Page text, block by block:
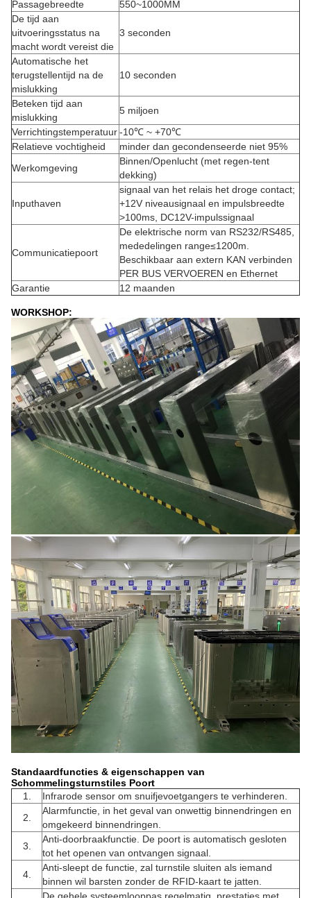
Passagebreedte
550~1000MM
De tijd aan
uitvoeringsstatus na
macht wordt vereist die
3 seconden
Automatische het
terugstellentijd na de
mislukking
10 seconden
Beteken tijd aan
mislukking
5 miljoen
Verrichtingstemperatuur-10℃ ~ +70℃
Relatieve vochtigheid
minder dan gecondenseerde niet 95%
Werkomgeving
Binnen/Openlucht (met regen-tent
dekking)
Inputhaven
signaal van het relais het droge contact;
+12V niveausignaal en impulsbreedte
>100ms, DC12V-impulssignaal
Communicatiepoort
De elektrische norm van RS232/RS485,
mededelingen range≤1200m.
Beschikbaar aan extern KAN verbinden
PER BUS VERVOEREN en Ethernet
Garantie
12 maanden
WORKSHOP:
Standaardfuncties & eigenschappen van
Schommelingsturnstiles Poort
1.
Infrarode sensor om snuifjevoetgangers te verhinderen.
2.
Alarmfunctie, in het geval van onwettig binnendringen en
omgekeerd binnendringen.
3.
Anti-doorbraakfunctie. De poort is automatisch gesloten
tot het openen van ontvangen signaal.
4.
Anti-sleept de functie, zal turnstile sluiten als iemand
binnen wil barsten zonder de RFID-kaart te jatten.